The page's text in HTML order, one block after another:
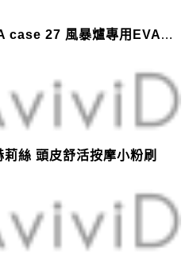
風暴爐專用EVA 防護外盒(小)-黑
絲 頭皮舒活按摩小粉刷